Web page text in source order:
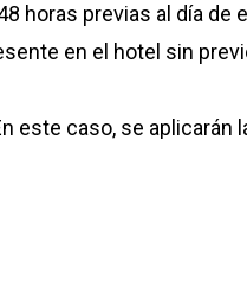
previas al día de
en el hotel sin
este caso, se